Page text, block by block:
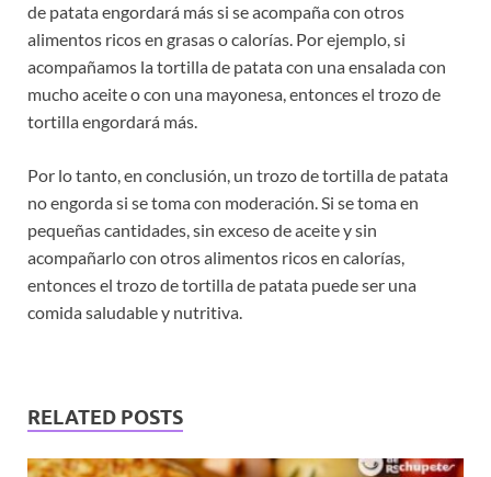
de patata engordará más si se acompaña con otros
alimentos ricos en grasas o calorías. Por ejemplo, si
acompañamos la tortilla de patata con una ensalada con
mucho aceite o con una mayonesa, entonces el trozo de
tortilla engordará más.
Por lo tanto, en conclusión, un trozo de tortilla de patata
no engorda si se toma con moderación. Si se toma en
pequeñas cantidades, sin exceso de aceite y sin
acompañarlo con otros alimentos ricos en calorías,
entonces el trozo de tortilla de patata puede ser una
comida saludable y nutritiva.
RELATED POSTS